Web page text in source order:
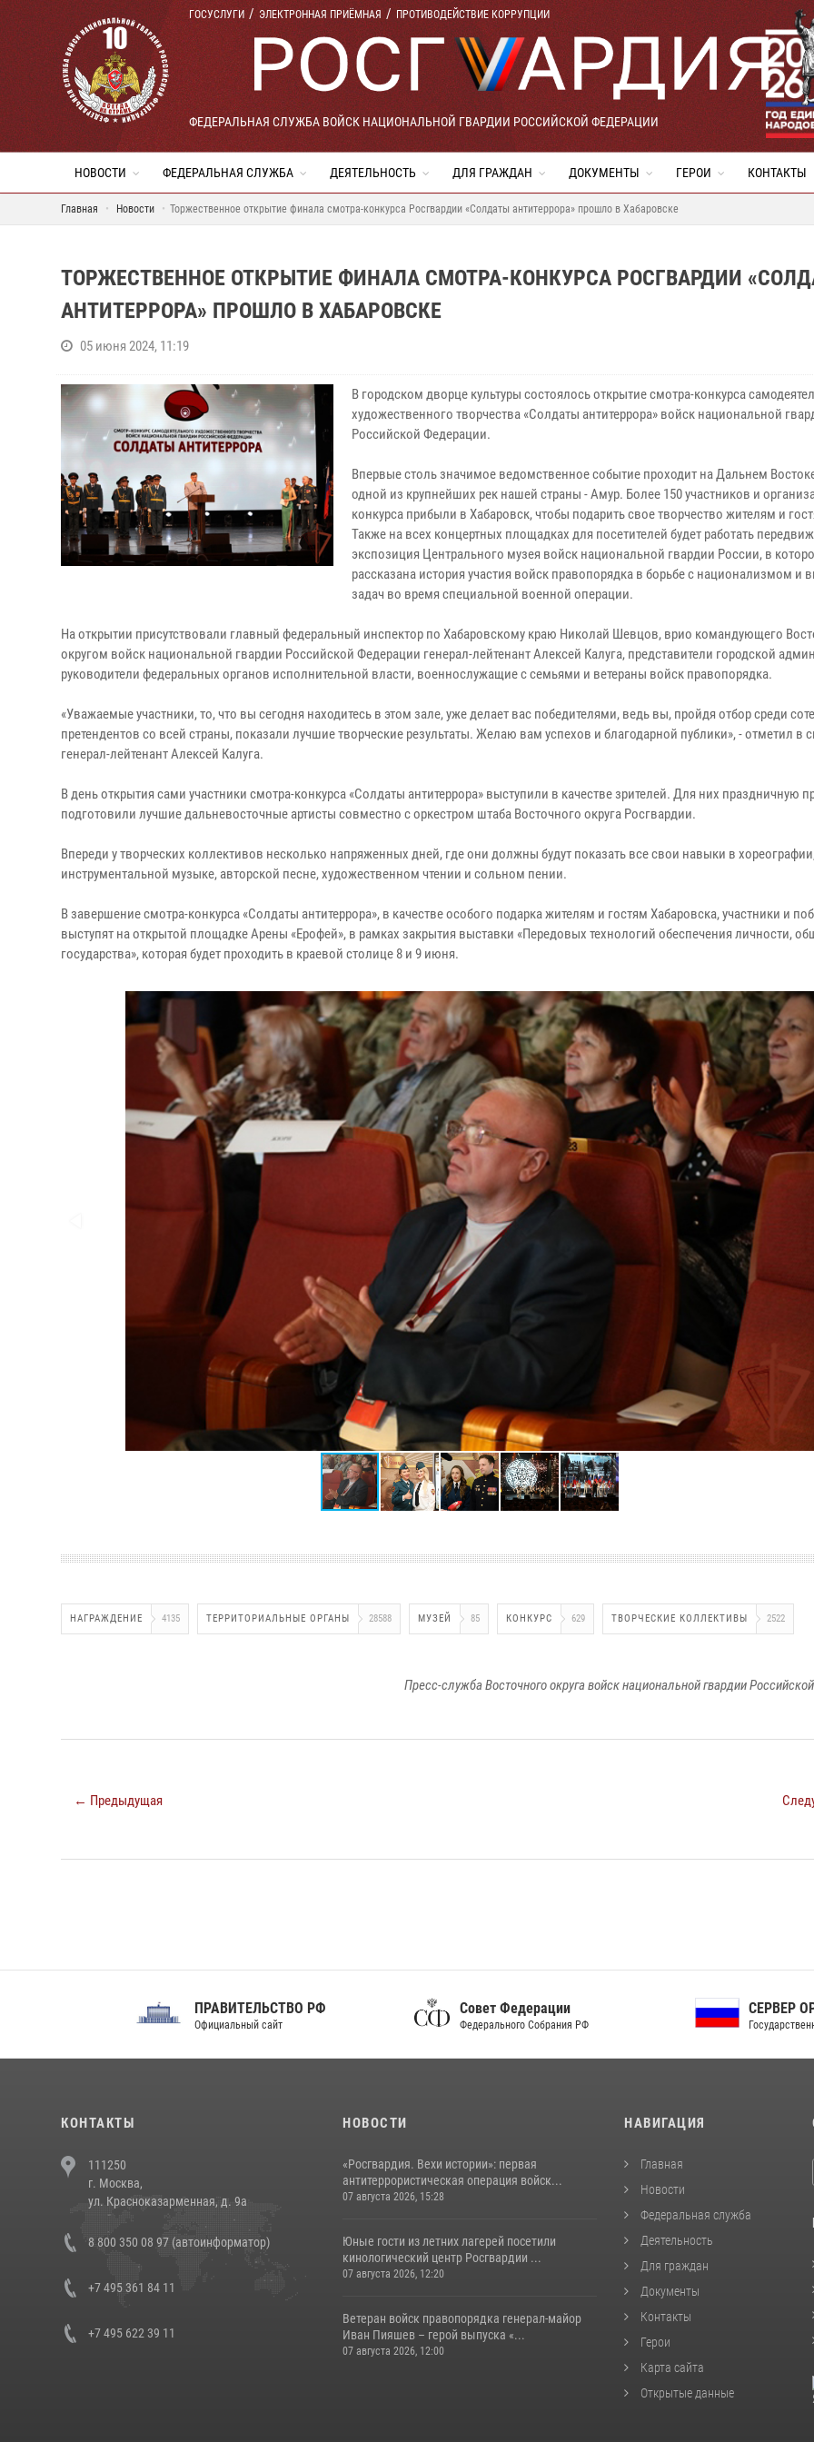
ГОСУСЛУГИ ЭЛЕКТРОННАЯ ПРИЁМНАЯ ПРОТИВОДЕЙСТВИЕ КОРРУПЦИИ
ФЕДЕРАЛЬНАЯ СЛУЖБА ВОЙСК НАЦИОНАЛЬНОЙ ГВАРДИИ РОССИЙСКОЙ ФЕДЕРАЦИИ
НОВОСТИ ФЕДЕРАЛЬНАЯ СЛУЖБА ДЕЯТЕЛЬНОСТЬ ДЛЯ ГРАЖДАН ДОКУМЕНТЫ ГЕРОИ КОНТАКТЫ
Главная Новости Торжественное открытие финала смотра-конкурса Росгвардии «Солдаты антитеррора» прошло в Хабаровске
ТОРЖЕСТВЕННОЕ ОТКРЫТИЕ ФИНАЛА СМОТРА-КОНКУРСА РОСГВАРДИИ
АНТИТЕРРОРА» ПРОШЛО В ХАБАРОВСКЕ
05 июня 2024, 11:19
В городском дворце культуры состоялось открытие смотра-конкурса
художественного творчества «Солдаты антитеррора» войск национальной
Российской Федерации.
Впервые столь значимое ведомственное событие проходит на Дальнем
одной из крупнейших рек нашей страны - Амур. Более 150 участников и
конкурса прибыли в Хабаровск, чтобы подарить свое творчество жителям и
Также на всех концертных площадках для посетителей будет работать
экспозиция Центрального музея войск национальной гвардии России, в
рассказана история участия войск правопорядка в борьбе с национализмом и
задач во время специальной военной операции.
На открытии присутствовали главный федеральный инспектор по Хабаровскому краю Николай Шевцов, врио командующего
округом войск национальной гвардии Российской Федерации генерал-лейтенант Алексей Калуга, представители городской
руководители федеральных органов исполнительной власти, военнослужащие с семьями и ветераны войск правопорядка.
«Уважаемые участники, то, что вы сегодня находитесь в этом зале, уже делает вас победителями, ведь вы, пройдя отбор среди
претендентов со всей страны, показали лучшие творческие результаты. Желаю вам успехов и благодарной публики», - отметил в
генерал-лейтенант Алексей Калуга.
В день открытия сами участники смотра-конкурса «Солдаты антитеррора» выступили в качестве зрителей. Для них праздничную
подготовили лучшие дальневосточные артисты совместно с оркестром штаба Восточного округа Росгвардии.
Впереди у творческих коллективов несколько напряженных дней, где они должны будут показать все свои навыки в
инструментальной музыке, авторской песне, художественном чтении и сольном пении.
В завершение смотра-конкурса «Солдаты антитеррора», в качестве особого подарка жителям и гостям Хабаровска, участники и
выступят на открытой площадке Арены «Ерофей», в рамках закрытия выставки «Передовых технологий обеспечения личности,
государства», которая будет проходить в краевой столице 8 и 9 июня.
НАГРАЖДЕНИЕ 4135 ТЕРРИТОРИАЛЬНЫЕ ОРГАНЫ 28588 МУЗЕЙ 85 КОНКУРС 629 ТВОРЧЕСКИЕ КОЛЛЕКТИВЫ 2522
Пресс-служба Восточного округа войск национальной гвардии
← Предыдущая
ПРАВИТЕЛЬСТВО РФ
Официальный сайт
Совет Федерации
Федерального Собрания РФ
СЕРВЕР ОРГАНОВ
Государственной власти РФ
КОНТАКТЫ
111250
г. Москва,
ул. Красноказарменная, д. 9а
8 800 350 08 97 (автоинформатор)
+7 495 361 84 11
+7 495 622 39 11
НОВОСТИ
«Росгвардия. Вехи истории»: первая
антитеррористическая операция войск...
07 августа 2026, 15:28
Юные гости из летних лагерей посетили
кинологический центр Росгвардии ...
07 августа 2026, 12:20
Ветеран войск правопорядка генерал-майор
Иван Пияшев – герой выпуска «...
07 августа 2026, 12:00
НАВИГАЦИЯ
Главная
Новости
Федеральная служба
Деятельность
Для граждан
Документы
Контакты
Герои
Карта сайта
Открытые данные